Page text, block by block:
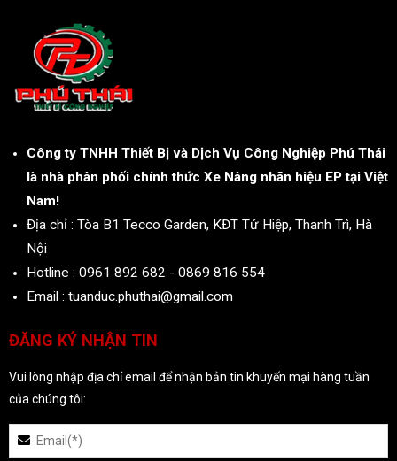
Công ty TNHH Thiết Bị và Dịch Vụ Công Nghiệp Phú Thái
là nhà phân phối chính thức Xe Nâng nhãn hiệu EP tại Việt
Nam!
Địa chỉ : Tòa B1 Tecco Garden, KĐT Tứ Hiệp, Thanh Trì, Hà
Nội
Hotline : 0961 892 682 - 0869 816 554
Email : tuanduc.phuthai@gmail.com
ĐĂNG KÝ NHẬN TIN
Vui lòng nhập địa chỉ email để nhận bản tin khuyến mại hàng tuần
của chúng tôi: